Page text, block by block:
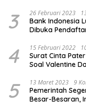
3 26 Februari 2023
Bank Indonesia
Dibuka
4 15 Februari 2022
Surat Cinta
Soal Valentine
5 13 Maret 2023 9
Pemerintah
Besar-Besaran,